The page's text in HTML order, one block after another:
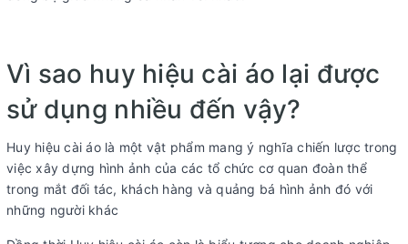
Vì sao huy hiệu cài áo lại được
sử dụng nhiều đến vậy?
Huy hiệu cài áo là một vật phẩm mang ý nghĩa chiến lược trong
việc xây dựng hình ảnh của các tổ chức cơ quan đoàn thể
trong mắt đối tác, khách hàng và quảng bá hình ảnh đó với
những người khác